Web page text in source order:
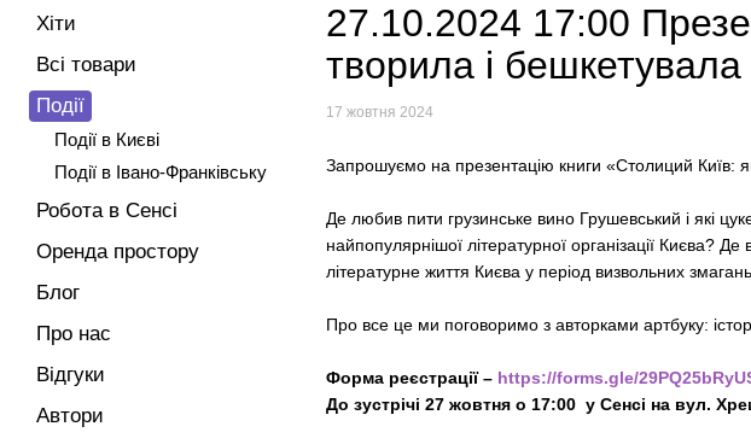
27.10.2024 17:00
творила і
17 жовтня 2024
Запрошуємо на презентацію книги «Столиций Київ:
Де любив пити грузинське вино Грушевський і які
найпопулярнішої літературної організації Києва?
літературне життя Києва у період визвольних
Про все це ми поговоримо з авторками артбуку:
Форма реєстрації – https://forms.gle/
До зустрічі 27 жовтня о 17:00 у Сенсі на вул.
Хіти
Всі товари
Події
Події в Києві
Події в Івано-Франківську
Робота в Сенсі
Оренда простору
Блог
Про нас
Відгуки
Автори